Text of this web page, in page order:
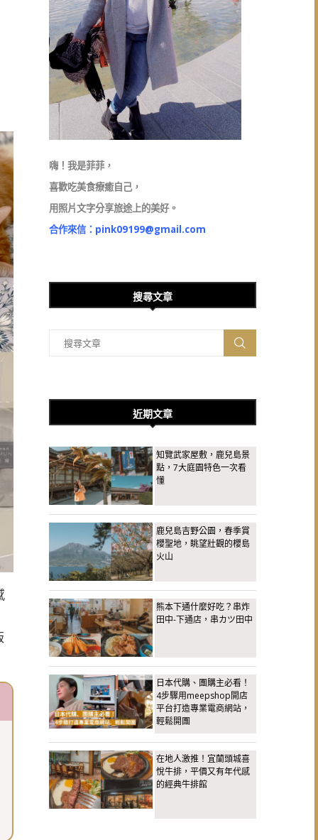
嗨！我是菲菲，
喜歡吃美食療癒自己，
用照片文字分享旅途上的美好。
合作來信： pink09199@gmail.com
搜尋文章
近期文章
知覽武家屋敷，鹿兒島景
點，7大庭園特色一次看
懂
鹿兒島吉野公園，春季賞
櫻聖地，眺望壯觀的櫻島
火山
熊本下通什麼好吃？串炸
田中-下通店，串カツ田中
日本代購、團購主必看！
4步驟用meepshop開店
平台打造專業電商網站，
輕鬆開團
在地人激推！宜蘭頭城喜
悅牛排，平價又有年代感
的經典牛排館